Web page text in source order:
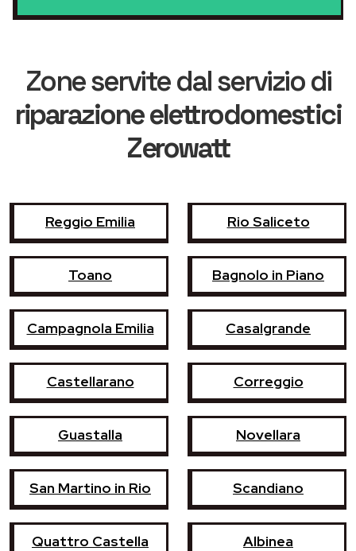
Zone servite dal servizio di
riparazione elettrodomestici
Zerowatt
Reggio Emilia Rio Saliceto
Toano Bagnolo in Piano
Campagnola Emilia Casalgrande
Castellarano Correggio
Guastalla Novellara
San Martino in Rio Scandiano
Quattro Castella Albinea